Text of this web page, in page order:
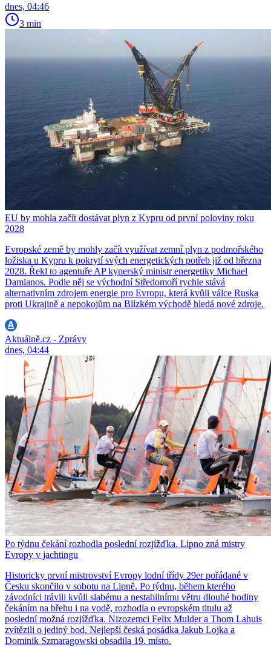
dnes, 04:46
3 min
EU by mohla začít dostávat plyn z Kypru od první poloviny roku
2028
Evropské země by mohly začít využívat zemní plyn z podmořského
ložiska u Kypru k pokrytí svých energetických potřeb již od března
2028. Řekl to agentuře AP kyperský ministr energetiky Michael
Damianos. Podle něj se východní Středomoří rychle stává
alternativním zdrojem energie pro Evropu, která kvůli válce Ruska
proti Ukrajině a nepokojům na Blízkém východě hledá nové zdroje.
Aktuálně.cz - Zprávy
dnes, 04:44
Po týdnu čekání rozhodla poslední rozjížďka. Lipno zná mistry
Evropy v jachtingu
Historicky první mistrovství Evropy lodní třídy 29er pořádané v
Česku skončilo v sobotu na Lipně. Po týdnu, během kterého
závodníci trávili kvůli slabému a nestabilnímu větru dlouhé hodiny
čekáním na břehu i na vodě, rozhodla o evropském titulu až
poslední možná rozjížďka. Nizozemci Felix Mulder a Thom Lahuis
zvítězili o jediný bod. Nejlepší česká posádka Jakub Lojka a
Dominik Szmaragowski obsadila 19. místo.